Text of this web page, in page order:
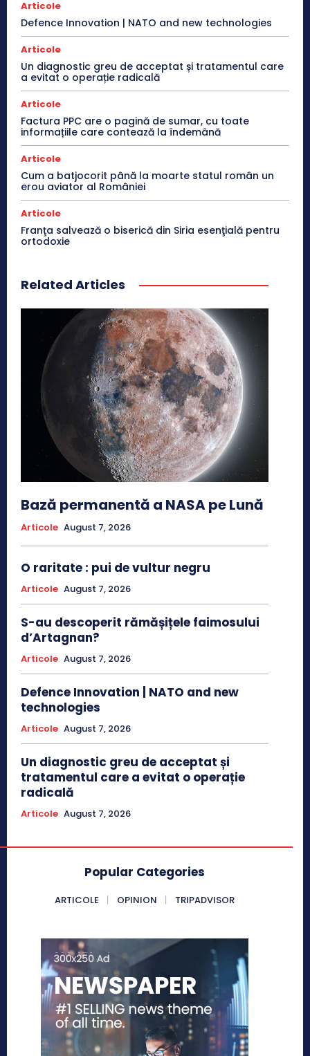
Articole
Defence Innovation | NATO and new technologies
Articole
Un diagnostic greu de acceptat și tratamentul care
a evitat o operație radicală
Articole
Factura PPC are o pagină de sumar, cu toate
informațiile care contează la îndemână
Articole
Cum a batjocorit până la moarte statul român un
erou aviator al României
Articole
Franţa salvează o biserică din Siria esenţială pentru
ortodoxie
Related Articles
Bază permanentă a NASA pe Lună
Articole August 7, 2026
O raritate : pui de vultur negru
Articole August 7, 2026
S-au descoperit rămășițele faimosului
d’Artagnan?
Articole August 7, 2026
Defence Innovation | NATO and new
technologies
Articole August 7, 2026
Un diagnostic greu de acceptat și
tratamentul care a evitat o operație
radicală
Articole August 7, 2026
Popular Categories
ARTICOLE OPINION TRIPADVISOR